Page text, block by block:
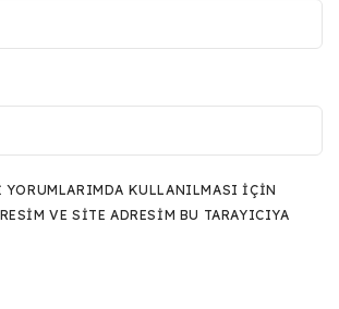
YORUMLARIMDA KULLANILMASI IÇIN
VE SITE ADRESIM BU TARAYICIYA